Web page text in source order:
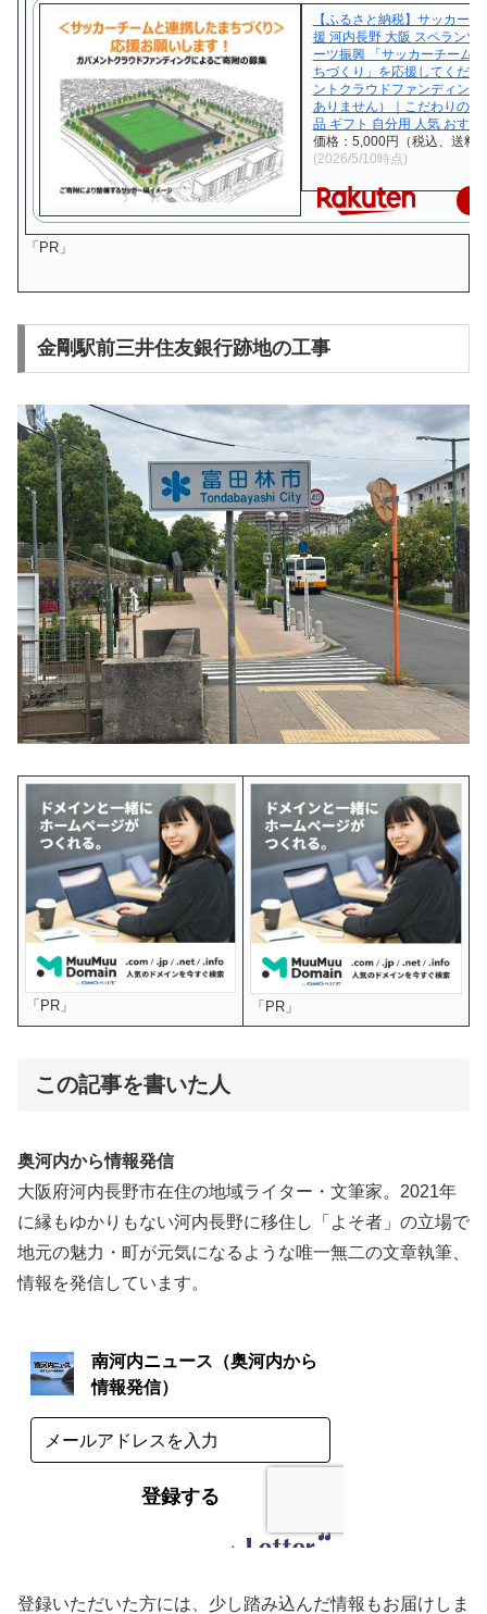
【ふるさと納税】サッカー
援 河内長野 大阪 スペランツ
ーツ振興 「サッカーチーム
ちづくり」を応援してくださ
ントクラウドファンディン
ありません）｜こだわりの逸
品 ギフト 自分用 人気 おすす
価格：5,000円（税込、送料
(2026/5/10時点)
「PR」
金剛駅前三井住友銀行跡地の工事
「PR」 「PR」
この記事を書いた人
奥河内から情報発信
大阪府河内長野市在住の地域ライター・文筆家。2021年
に縁もゆかりもない河内長野に移住し「よそ者」の立場で
地元の魅力・町が元気になるような唯一無二の文章執筆、
情報を発信しています。
登録いただいた方には、少し踏み込んだ情報もお届けしま